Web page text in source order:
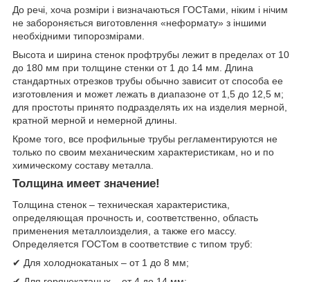
До речі, хоча розміри і визначаються ГОСТами, ніким і нічим
не забороняється виготовлення «неформату» з іншими
необхідними типорозмірами.
Высота и ширина стенок профтрубы лежит в пределах от 10
до 180 мм при толщине стенки от 1 до 14 мм. Длина
стандартных отрезков трубы обычно зависит от способа ее
изготовления и может лежать в диапазоне от 1,5 до 12,5 м;
для простоты принято подразделять их на изделия мерной,
кратной мерной и немерной длины.
Кроме того, все профильные трубы регламентируются не
только по своим механическим характеристикам, но и по
химическому составу металла.
Толщина имеет значение!
Толщина стенок – техническая характеристика,
определяющая прочность и, соответственно, область
применения металлоизделия, а также его массу.
Определяется ГОСТом в соответствие с типом труб:
✔ Для холоднокатаных – от 1 до 8 мм;